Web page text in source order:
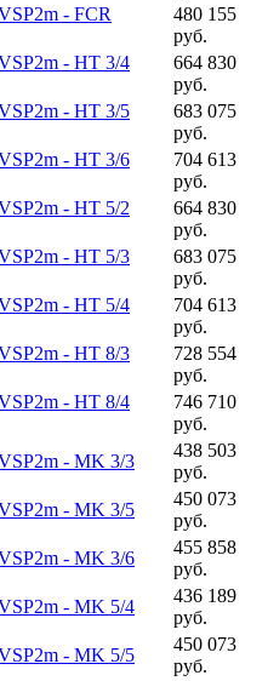
- FCR
480 155
руб.
- HT 3/4
664 830
руб.
- HT 3/5
683 075
руб.
- HT 3/6
704 613
руб.
- HT 5/2
664 830
руб.
- HT 5/3
683 075
руб.
- HT 5/4
704 613
руб.
- HT 8/3
728 554
руб.
- HT 8/4
746 710
руб.
- MK 3/3
438 503
руб.
- MK 3/5
450 073
руб.
- MK 3/6
455 858
руб.
- MK 5/4
436 189
руб.
- MK 5/5
450 073
руб.